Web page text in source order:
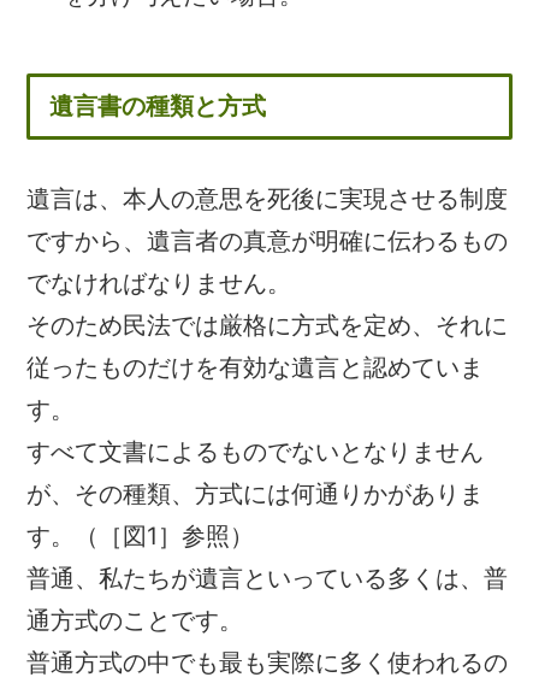
遺言書の種類と方式
遺言は、本人の意思を死後に実現させる制度
ですから、遺言者の真意が明確に伝わるもの
でなければなりません。
そのため民法では厳格に方式を定め、それに
従ったものだけを有効な遺言と認めていま
す。
すべて文書によるものでないとなりません
が、その種類、方式には何通りかがありま
す。（［図1］参照）
普通、私たちが遺言といっている多くは、普
通方式のことです。
普通方式の中でも最も実際に多く使われるの